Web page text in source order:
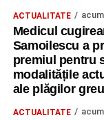
ACTUALITATE
Medicul
Samoilescu a
premiul pentru
modalitățile
ale plăgilor
ACTUALITATE